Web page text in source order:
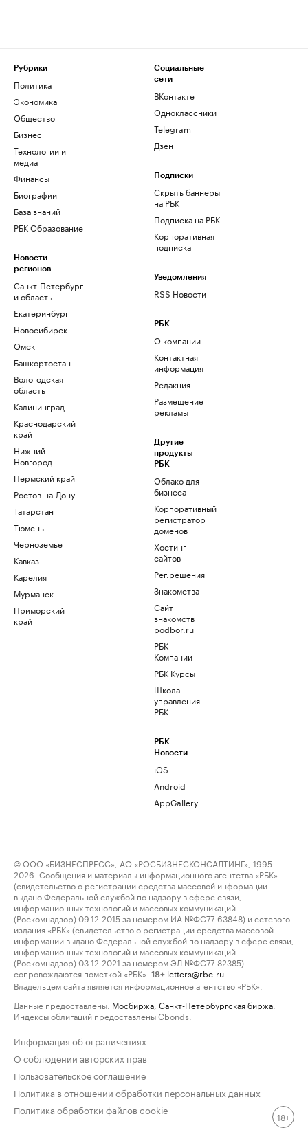
Рубрики
Политика
Экономика
Общество
Бизнес
Технологии и
медиа
Финансы
Биографии
База знаний
РБК Образование
Новости
регионов
Санкт-Петербург
и область
Екатеринбург
Новосибирск
Омск
Башкортостан
Вологодская
область
Калининград
Краснодарский
край
Нижний
Новгород
Пермский край
Ростов-на-Дону
Татарстан
Тюмень
Черноземье
Кавказ
Карелия
Мурманск
Приморский
край
Социальные
сети
ВКонтакте
Одноклассники
Telegram
Дзен
Подписки
Скрыть баннеры
на РБК
Подписка на РБК
Корпоративная
подписка
Уведомления
RSS Новости
РБК
О компании
Контактная
информация
Редакция
Размещение
рекламы
Другие
продукты
РБК
Облако для
бизнеса
Корпоративный
регистратор
доменов
Хостинг
сайтов
Рег.решения
Знакомства
Сайт
знакомств
podbor.ru
РБК
Компании
РБК Курсы
Школа
управления
РБК
РБК
Новости
iOS
Android
AppGallery
© ООО «БИЗНЕСПРЕСС», АО «РОСБИЗНЕСКОНСАЛТИНГ», 1995–
2026. Сообщения и материалы информационного агентства «РБК»
(свидетельство о регистрации средства массовой информации
выдано Федеральной службой по надзору в сфере связи,
информационных технологий и массовых коммуникаций
(Роскомнадзор) 09.12.2015 за номером ИА №ФС77-63848) и сетевого
издания «РБК» (свидетельство о регистрации средства массовой
информации выдано Федеральной службой по надзору в сфере связи,
информационных технологий и массовых коммуникаций
(Роскомнадзор) 03.12.2021 за номером ЭЛ №ФС77-82385)
сопровождаются пометкой «РБК».
18+ letters@rbc.ru
Владельцем сайта является информационное агентство «РБК».
Данные предоставлены: Мосбиржа Санкт-Петербургская биржа
Индексы облигаций предоставлены Cbonds.
Информация об ограничениях
О соблюдении авторских прав
Пользовательское соглашение
Политика в отношении обработки персональных данных
Политика обработки файлов cookie
18+